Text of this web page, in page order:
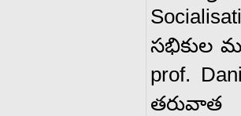
సభికుల
prof.
తరువాత